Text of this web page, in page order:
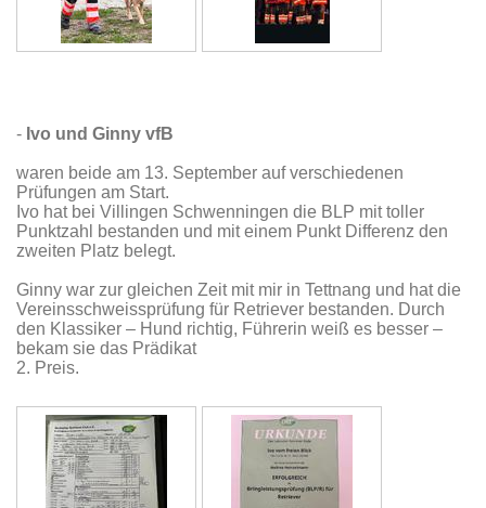
- Ivo und Ginny vfB
waren beide am 13. September auf verschiedenen
Prüfungen am Start.
Ivo hat bei Villingen Schwenningen die BLP mit toller
Punktzahl bestanden und mit einem Punkt Differenz den
zweiten Platz belegt.
Ginny war zur gleichen Zeit mit mir in Tettnang und hat die
Vereinsschweissprüfung für Retriever bestanden. Durch
den Klassiker – Hund richtig, Führerin weiß es besser –
bekam sie das Prädikat
2. Preis.